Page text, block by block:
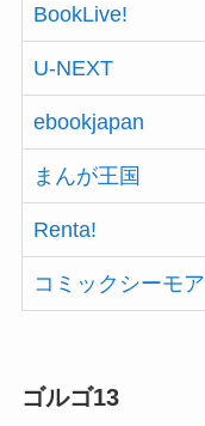
BookLive!
U-NEXT
ebookjapan
まんが王国
Renta!
コミックシーモア
ゴルゴ13